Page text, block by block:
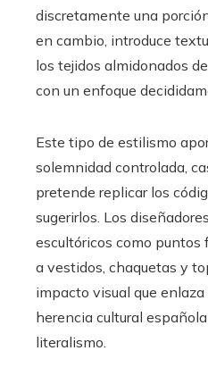
discretamente una
en cambio, introduce
los tejidos almidonados
con un enfoque
Este tipo de estilismo
solemnidad controlada,
pretende replicar los
sugerirlos. Los
escultóricos como puntos
a vestidos, chaquetas y
impacto visual que
herencia cultural
literalismo.